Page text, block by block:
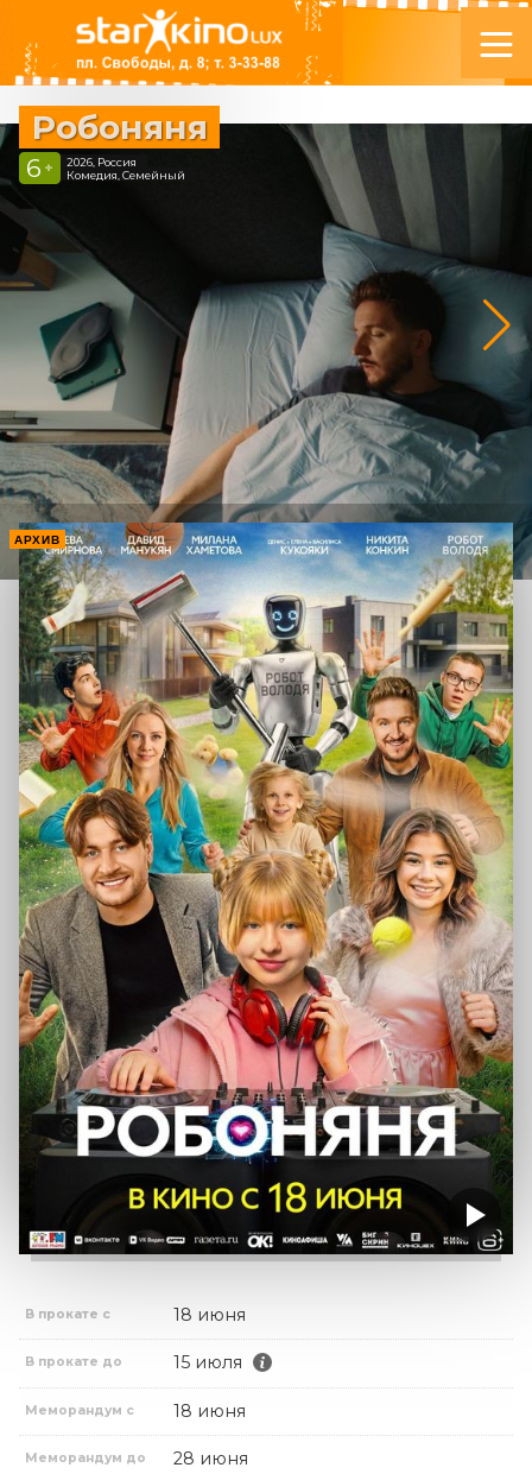
Робоняня
6 +
2026, Россия
Комедия, Семейный
АРХИВ
В прокате с 18 июня
В прокате до 15 июля
Меморандум с 18 июня
Меморандум до 28 июня